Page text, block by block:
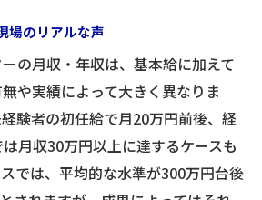
場のリアルな声
の月収・年収は、基本給に加えて
や実績によって大きく異なりま
験者の初任給で月20万円前後、経
月収30万円以上に達するケースも
では、平均的な水準が300万円台後